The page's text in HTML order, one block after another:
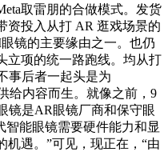
取雷朋的合做模式。发货
资投入从打 AR 逛戏场景的
镜的主要缘由之一。也仍
立项的统一路跑线。均从打
事后者一起头是为
给内容而生。就像之前，9
镜是AR眼镜厂商和保守眼
智能眼镜需要硬件能力和显
机遇。”可见，现正在，“由